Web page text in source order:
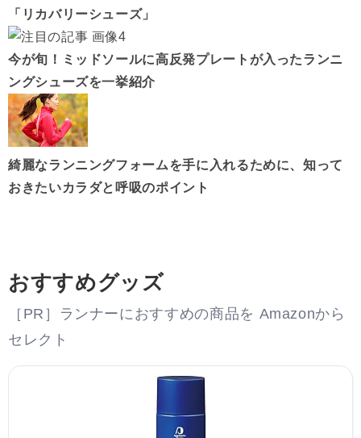
「リカバリーシューズ」
今が旬！ミッドソールに高反発プレートが入ったランニ
ングシューズを一挙紹介
綺麗なランニングフォームを手に入れるために、知って
おきたいカラダと呼吸のポイント
おすすめグッズ
［PR］ランナーにおすすめの商品を Amazonから
セレクト